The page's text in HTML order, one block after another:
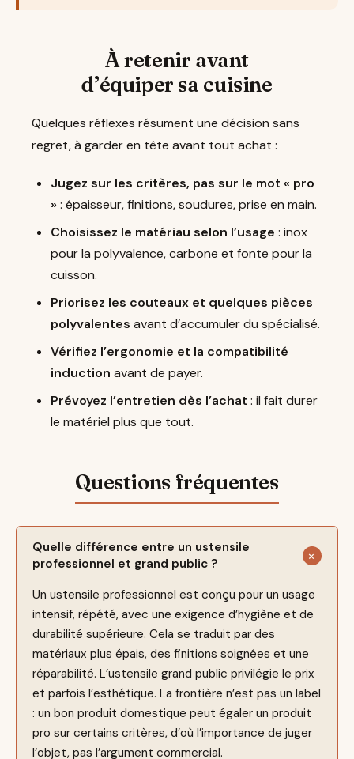
À retenir avant
d’équiper sa cuisine
Quelques réflexes résument une décision sans
regret, à garder en tête avant tout achat :
Jugez sur les critères, pas sur le mot « pro
»: épaisseur, finitions, soudures, prise en main.
Choisissez le matériau selon l’usage : inox
pour la polyvalence, carbone et fonte pour la
cuisson.
Priorisez les couteaux et quelques pièces
polyvalentes avant d’accumuler du spécialisé.
Vérifiez l’ergonomie et la compatibilité
induction avant de payer.
Prévoyez l’entretien dès l’achat : il fait durer
le matériel plus que tout.
Quelle différence entre un ustensile
professionnel et grand public ?
Un ustensile professionnel est conçu pour un usage
intensif, répété, avec une exigence d’hygiène et de
durabilité supérieure. Cela se traduit par des
matériaux plus épais, des finitions soignées et une
réparabilité. L’ustensile grand public privilégie le prix
et parfois l’esthétique. La frontière n’est pas un label
: un bon produit domestique peut égaler un produit
pro sur certains critères, d’où l’importance de juger
l’objet, pas l’argument commercial.